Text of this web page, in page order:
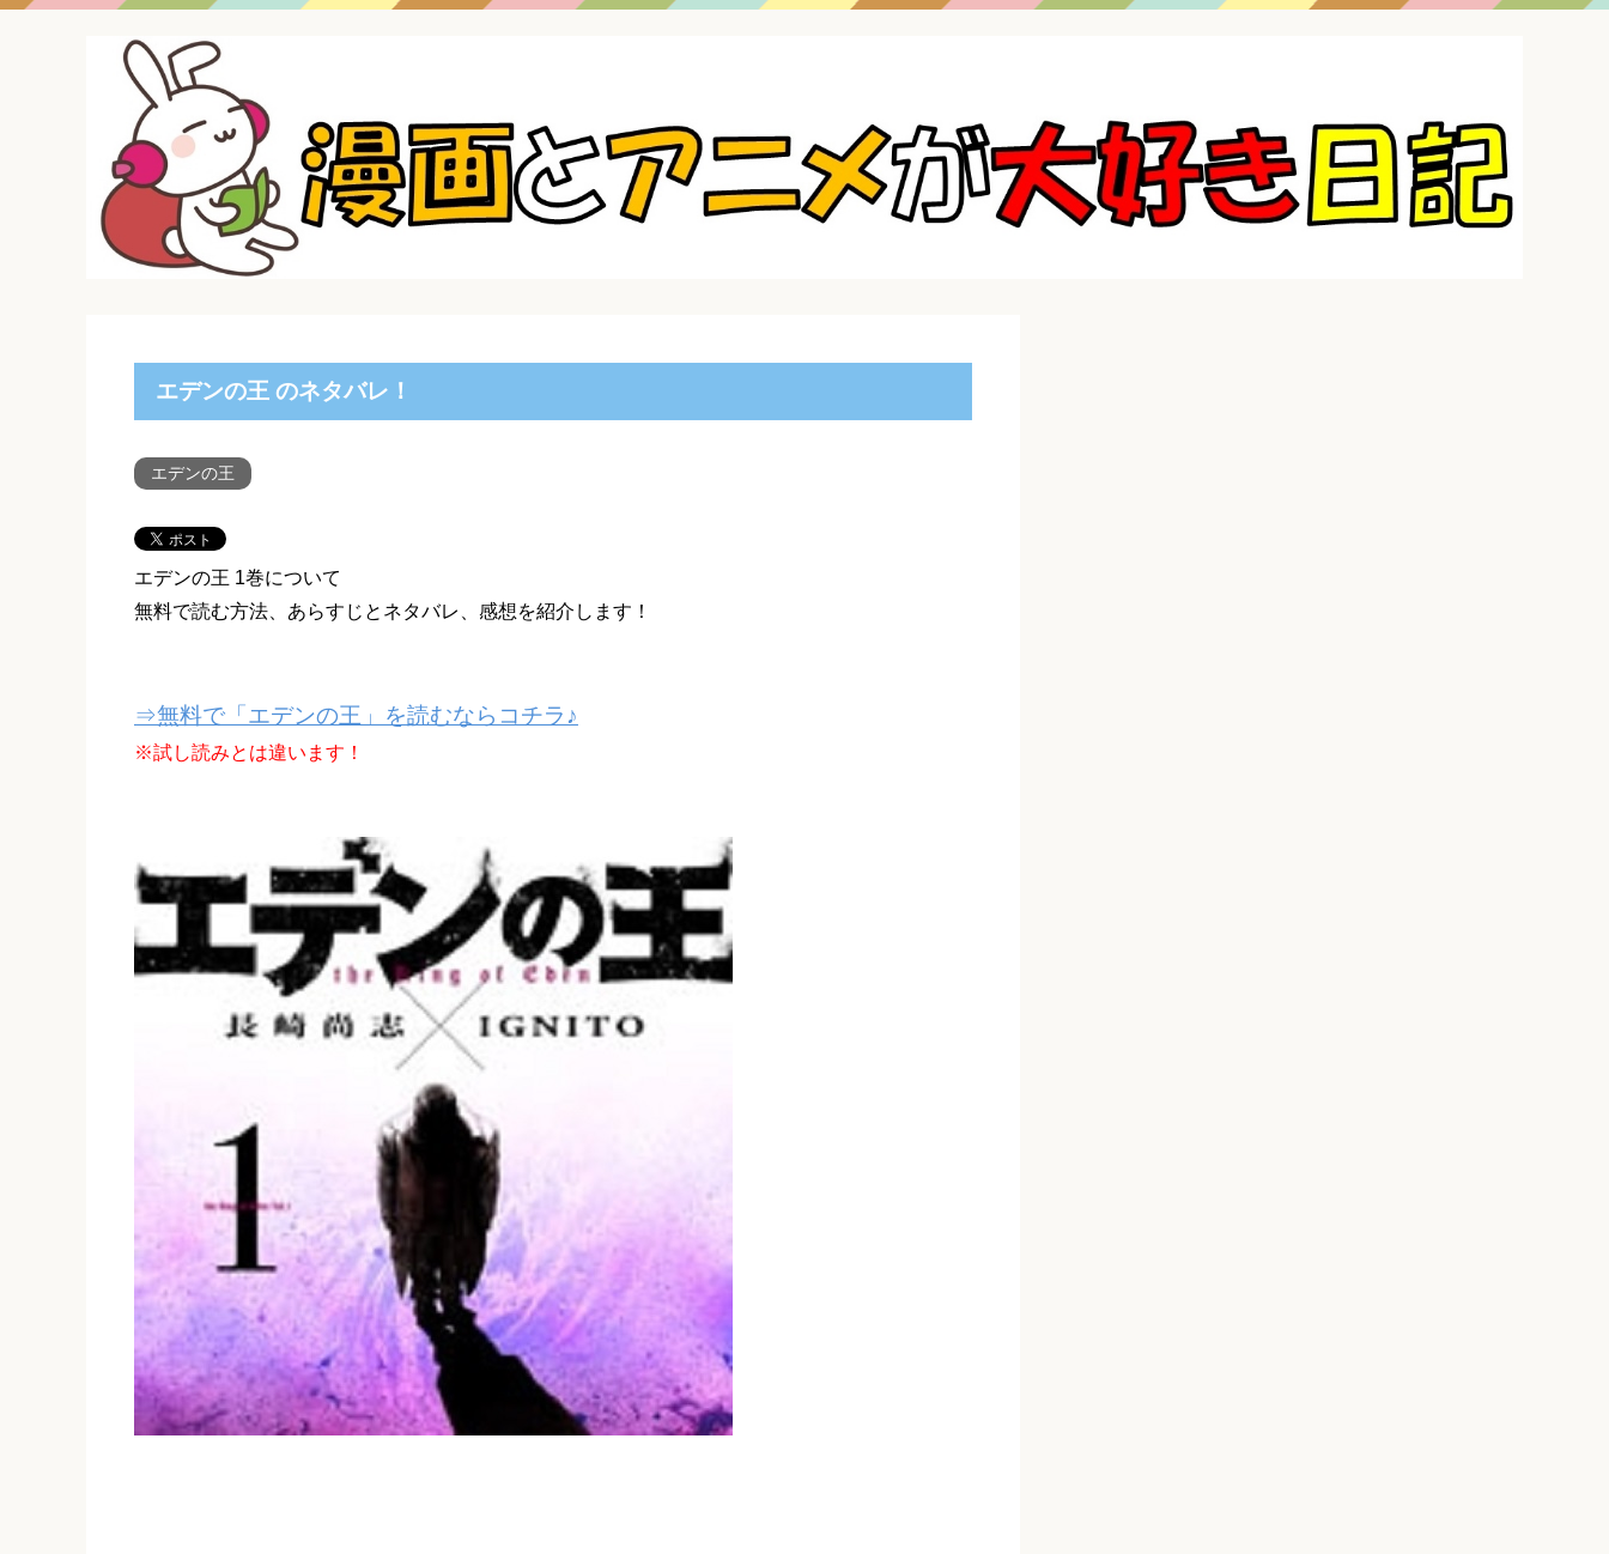
エデンの王 のネタバレ！
エデンの王
エデンの王 1巻について
無料で読む方法、あらすじとネタバレ、感想を紹介します！
⇒無料で「エデンの王」を読むならコチラ♪
※試し読みとは違います！